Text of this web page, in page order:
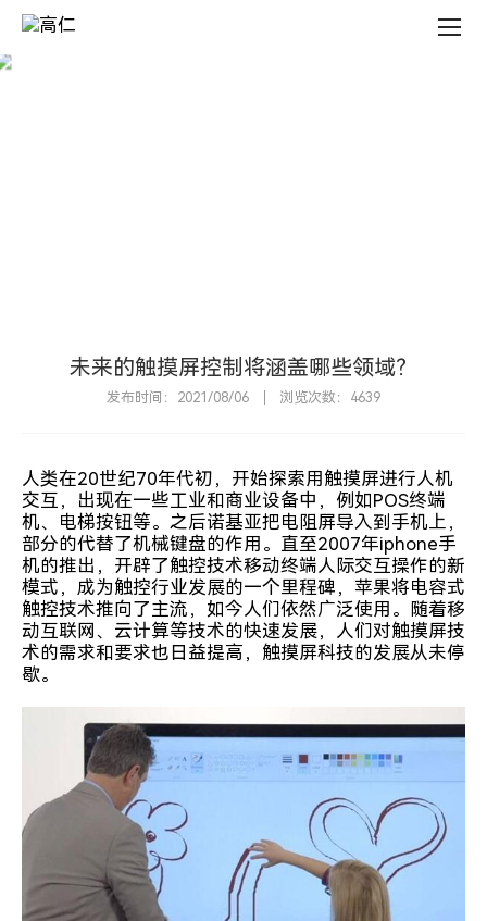
中
心
未来的触摸屏控制将涵盖哪些领域？
发布时间：2021/08/06 浏览次数：4639
人类在20世纪70年代初，开始探索用触摸屏进行人机
交互，出现在一些工业和商业设备中，例如POS终端
机、电梯按钮等。之后诺基亚把电阻屏导入到手机上，
部分的代替了机械键盘的作用。直至2007年iphone手
机的推出，开辟了触控技术移动终端人际交互操作的新
模式，成为触控行业发展的一个里程碑，苹果将电容式
触控技术推向了主流，如今人们依然广泛使用。随着移
动互联网、云计算等技术的快速发展，人们对触摸屏技
术的需求和要求也日益提高，触摸屏科技的发展从未停
歇。